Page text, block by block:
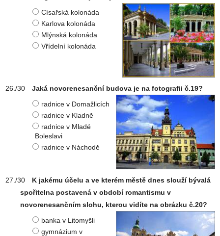
Císařská kolonáda
Karlova kolonáda
Mlýnská kolonáda
Vřídelní kolonáda
Jaká novorenesanční budova je na fotografii č.19?
radnice v Domažlicích
radnice v Kladně
radnice v Mladé
Boleslavi
radnice v Náchodě
K jakému účelu a ve kterém městě dnes slouží bývalá
spořitelna postavená v období romantismu v
novorenesančním slohu, kterou vidíte na obrázku č.20?
banka v Litomyšli
gymnázium v